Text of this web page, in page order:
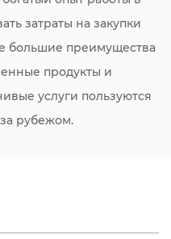
затраты на закупки
большие преимущества
продукты и
услуги пользуются
рубежом.